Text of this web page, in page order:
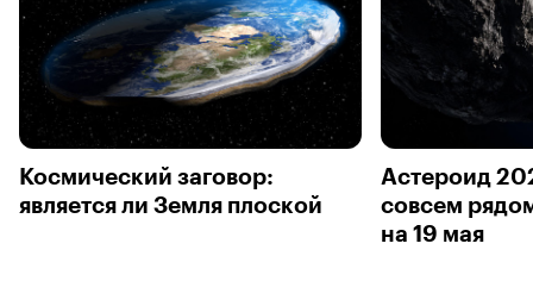
Космический заговор:
является ли Земля плоской
Астероид
совсем
на 19 мая